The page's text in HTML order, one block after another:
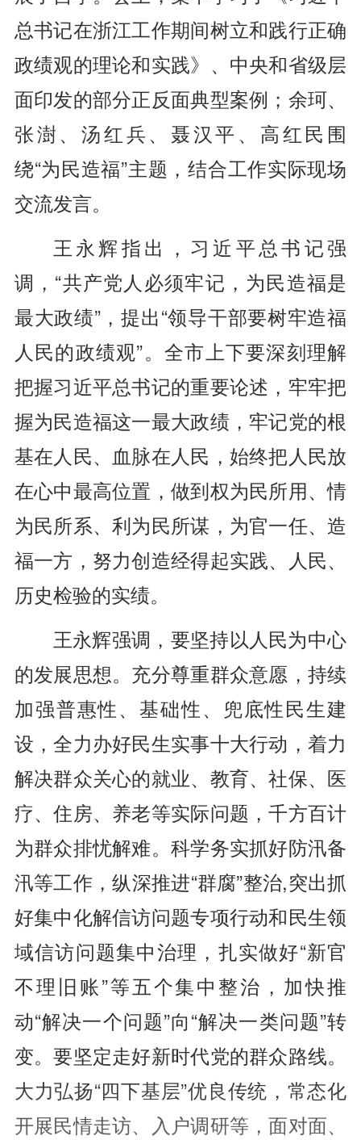
总书记在浙江工作期间树立和践行正确
政绩观的理论和实践》、中央和省级层
面印发的部分正反面典型案例；余珂、
张澍、汤红兵、聂汉平、高红民围
绕“为民造福”主题，结合工作实际现场
交流发言。
王永辉指出，习近平总书记强
调，“共产党人必须牢记，为民造福是
最大政绩”，提出“领导干部要树牢造福
人民的政绩观”。全市上下要深刻理解
把握习近平总书记的重要论述，牢牢把
握为民造福这一最大政绩，牢记党的根
基在人民、血脉在人民，始终把人民放
在心中最高位置，做到权为民所用、情
为民所系、利为民所谋，为官一任、造
福一方，努力创造经得起实践、人民、
历史检验的实绩。
王永辉强调，要坚持以人民为中心
的发展思想。充分尊重群众意愿，持续
加强普惠性、基础性、兜底性民生建
设，全力办好民生实事十大行动，着力
解决群众关心的就业、教育、社保、医
疗、住房、养老等实际问题，千方百计
为群众排忧解难。科学务实抓好防汛备
汛等工作，纵深推进“群腐”整治,突出抓
好集中化解信访问题专项行动和民生领
域信访问题集中治理，扎实做好“新官
不理旧账”等五个集中整治，加快推
动“解决一个问题”向“解决一类问题”转
变。要坚定走好新时代党的群众路线。
大力弘扬“四下基层”优良传统，常态化
开展民情走访、入户调研等，面对面、